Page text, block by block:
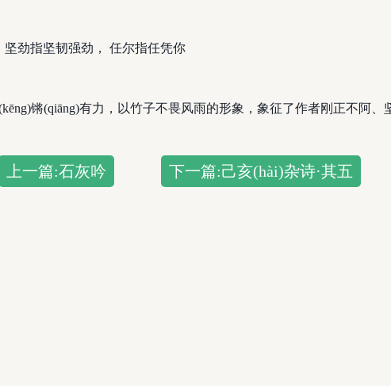
劲指坚韧强劲， 任尔指任凭你
锵(qiāng)有力，以竹子不畏风雨的形象，象征了作者刚正不阿、
上一篇:石灰吟 下一篇:己亥(hài)杂诗·其五